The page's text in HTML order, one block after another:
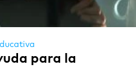
para la